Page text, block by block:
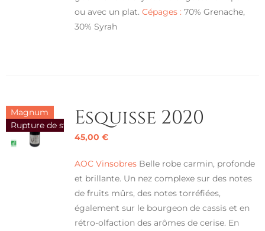
ou avec un plat. Cépages : 70% Grenache,
30% Syrah
Magnum
Rupture de stockEsquisse 2020
45,00 €
AOC VinsobresBelle robe carmin, profonde
et brillante. Un nez complexe sur des notes
de fruits mûrs, des notes torréfiées,
également sur le bourgeon de cassis et en
rétro-olfaction des arômes de cerise. En